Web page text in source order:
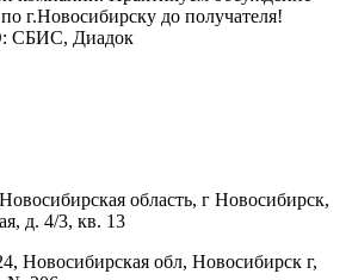
по г.Новосибирску до получателя!
СБИС, Диадок
область, г Новосибирск,
д. 4/3, кв. 13
обл, Новосибирск г,